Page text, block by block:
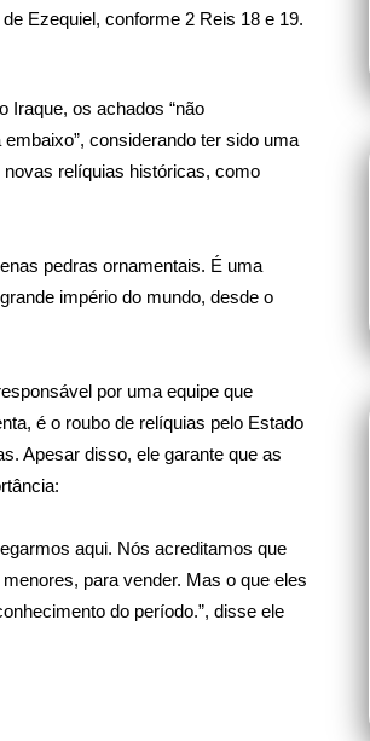
Ezequiel, conforme 2 Reis 18 e 19.
Iraque, os achados “não
considerando ter sido uma
relíquias históricas, como
pedras ornamentais. É uma
império do mundo, desde o
por uma equipe que
é o roubo de relíquias pelo Estado
Apesar disso, ele garante que as
aqui. Nós acreditamos que
para vender. Mas o que eles
do período.”, disse ele